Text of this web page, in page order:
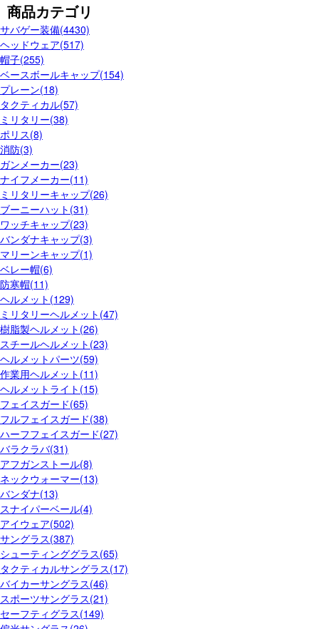
商品カテゴリ
サバゲー装備(4430)
ヘッドウェア(517)
帽子(255)
ベースボールキャップ(154)
プレーン(18)
タクティカル(57)
ミリタリー(38)
ポリス(8)
消防(3)
ガンメーカー(23)
ナイフメーカー(11)
ミリタリーキャップ(26)
ブーニーハット(31)
ワッチキャップ(23)
バンダナキャップ(3)
マリーンキャップ(1)
ベレー帽(6)
防寒帽(11)
ヘルメット(129)
ミリタリーヘルメット(47)
樹脂製ヘルメット(26)
スチールヘルメット(23)
ヘルメットパーツ(59)
作業用ヘルメット(11)
ヘルメットライト(15)
フェイスガード(65)
フルフェイスガード(38)
ハーフフェイスガード(27)
バラクラバ(31)
アフガンストール(8)
ネックウォーマー(13)
バンダナ(13)
スナイパーベール(4)
アイウェア(502)
サングラス(387)
シューティンググラス(65)
タクティカルサングラス(17)
バイカーサングラス(46)
スポーツサングラス(21)
セーフティグラス(149)